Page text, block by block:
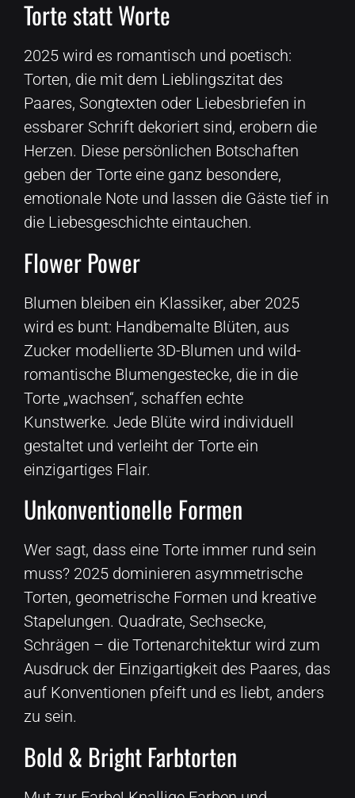
Torte statt Worte
2025 wird es romantisch und poetisch:
Torten, die mit dem Lieblingszitat des
Paares, Songtexten oder Liebesbriefen in
essbarer Schrift dekoriert sind, erobern die
Herzen. Diese persönlichen Botschaften
geben der Torte eine ganz besondere,
emotionale Note und lassen die Gäste tief in
die Liebesgeschichte eintauchen.
Flower Power
Blumen bleiben ein Klassiker, aber 2025
wird es bunt: Handbemalte Blüten, aus
Zucker modellierte 3D-Blumen und wild-
romantische Blumengestecke, die in die
Torte „wachsen“, schaffen echte
Kunstwerke. Jede Blüte wird individuell
gestaltet und verleiht der Torte ein
einzigartiges Flair.
Unkonventionelle Formen
Wer sagt, dass eine Torte immer rund sein
muss? 2025 dominieren asymmetrische
Torten, geometrische Formen und kreative
Stapelungen. Quadrate, Sechsecke,
Schrägen – die Tortenarchitektur wird zum
Ausdruck der Einzigartigkeit des Paares, das
auf Konventionen pfeift und es liebt, anders
zu sein.
Bold & Bright Farbtorten